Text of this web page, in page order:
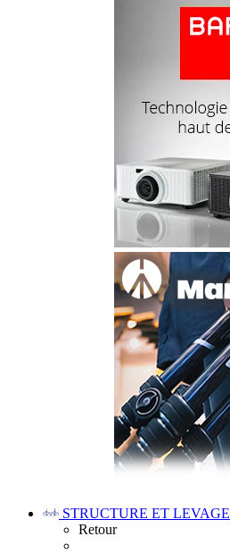
STRUCTURE ET LEVAGE
Retour